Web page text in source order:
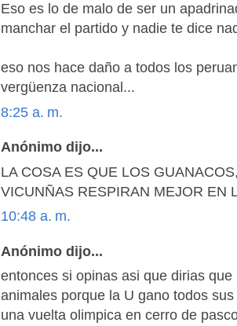
Eso es lo de malo de ser un
manchar el partido y nadie te dice
eso nos hace daño a todos los
vergüenza nacional...
8:25 a. m.
Anónimo dijo...
LA COSA ES QUE LOS
VICUNÑAS RESPIRAN MEJOR EN
10:48 a. m.
Anónimo dijo...
entonces si opinas asi que dirias
animales porque la U gano todos
una vuelta olimpica en cerro de